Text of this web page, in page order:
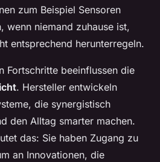
zum Beispiel Sensoren
wenn niemand zuhause ist,
entsprechend herunterregeln.
Fortschritte beeinflussen die
. Hersteller entwickeln
die synergistisch
den Alltag smarter machen.
das: Sie haben Zugang zu
an Innovationen, die